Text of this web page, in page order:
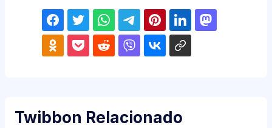
Twibbon Relacionado